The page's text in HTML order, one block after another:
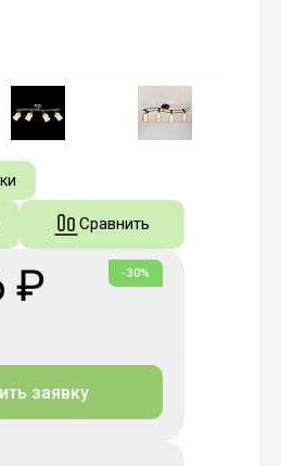
Сравнить
-30%
₽
заявку